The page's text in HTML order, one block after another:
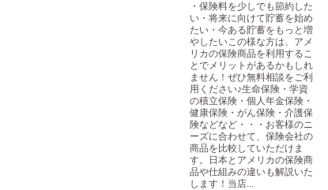
・保険料を少しでも節約した
い・将来に向けて貯蓄を始め
たい・今ある貯蓄をもっと増
やしたいこの様な方は、アメ
リカの保険商品を利用するこ
とでメリットがあるかもしれ
ません！ぜひ無料相談をご利
用ください♪生命保険・学資
の積立保険・個人年金保険・
健康保険・がん保険・介護保
険などなど・・・お客様のニ
ーズに合わせて、保険会社の
商品を比較していただけま
す。日本とアメリカの保険商
品や仕組みの違いも解説いた
します！当店...